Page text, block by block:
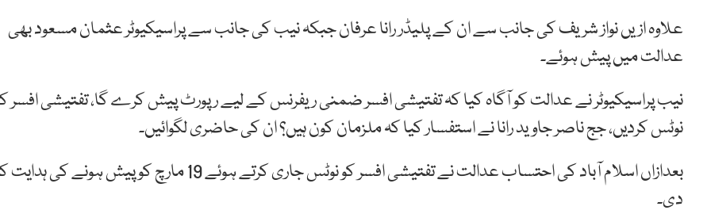
علاوہ ازیں نواز شریف کی جانب سے ان کے پلیڈر رانا عرفان جبکہ نیب کی جانب سے پراسیکیوٹر عثمان مسعود بھی
عدالت میں پیش ہوئے۔
نیب پراسیکیوٹر نے عدالت کو آگاہ کیا کہ تفتیشی افسر ضمنی ریفرنس کے لیے رپورٹ پیش کرے گا، تفتیشی افسر
نوٹس کردیں، جج ناصر جاوید رانا نے استفسار کیا کہ ملزمان کون ہیں؟ ان کی حاضری لگوائیں۔
بعدازاں اسلام آباد کی احتساب عدالت نے تفتیشی افسر کو نوٹس جاری کرتے ہوئے 19 مارچ کو پیش ہونے کی
دی۔